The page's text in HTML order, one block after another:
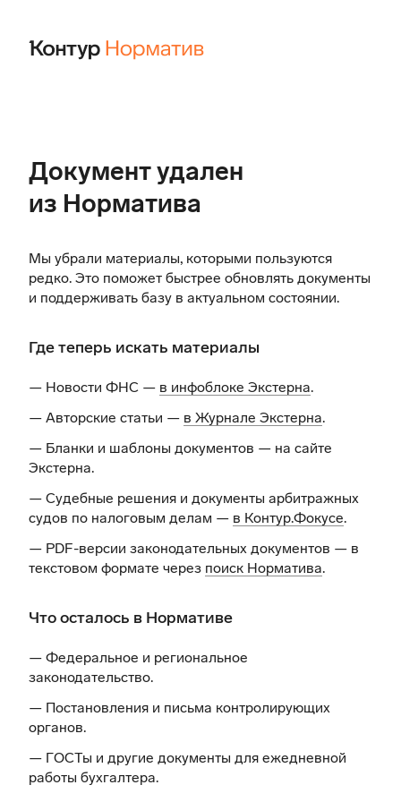
Документ удален
из Норматива
Мы убрали материалы, которыми пользуются
редко. Это поможет быстрее обновлять документы
и поддерживать базу в актуальном состоянии.
Где теперь искать материалы
— Новости ФНС — в инфоблоке Экстерна.
— Авторские статьи — в Журнале Экстерна.
— Бланки и шаблоны документов — на сайте
Экстерна.
— Судебные решения и документы арбитражных
судов по налоговым делам — в Контур.Фокусе.
— PDF-версии законодательных документов — в
текстовом формате через поиск Норматива.
Что осталось в Нормативе
— Федеральное и региональное
законодательство.
— Постановления и письма контролирующих
органов.
— ГОСТы и другие документы для ежедневной
работы бухгалтера.